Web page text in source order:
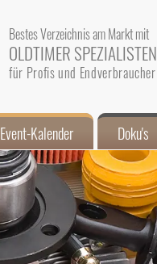
Bestes Verzeichnis am Markt mit
OLDTIMER SPEZIALISTEN
für Profis und Endverbraucher
Event-Kalender Doku's